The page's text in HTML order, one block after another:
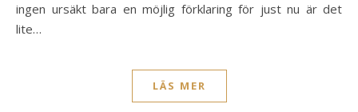
ingen ursäkt bara en möjlig förklaring för just nu är det
lite…
LÄS MER